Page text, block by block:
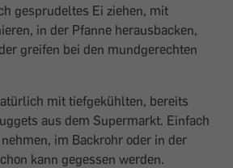
gesprudeltes Ei ziehen, mit
in der Pfanne heraus­backen,
greifen bei den mundgerechten
mit tiefgekühlten, bereits
aus dem Supermarkt. Einfach
im Backrohr oder in der
kann gegessen werden.